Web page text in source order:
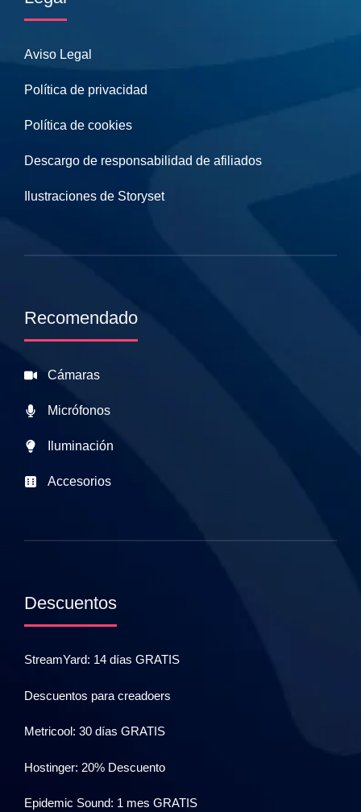
Aviso Legal
Política de privacidad
Política de cookies
Descargo de responsabilidad de afiliados
Ilustraciones de Storyset
Recomendado
Cámaras
Micrófonos
Iluminación
Accesorios
Descuentos
StreamYard: 14 días GRATIS
Descuentos para creadoers
Metricool: 30 días GRATIS
Hostinger: 20% Descuento
Epidemic Sound: 1 mes GRATIS